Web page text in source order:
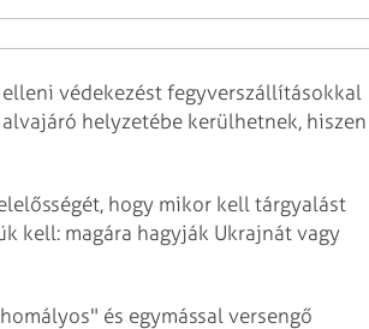
védekezést fegyverszállításokkal
helyzetébe kerülhetnek, hiszen
hogy mikor kell tárgyalást
kell: magára hagyják Ukrajnát vagy
és egymással versengő